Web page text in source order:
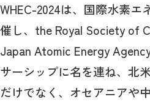
WHEC-2024は、国際水素エ
催し、the Royal Society of
Japan Atomic Energy
サーシップに名を連ね、北
だけでなく、オセアニアや